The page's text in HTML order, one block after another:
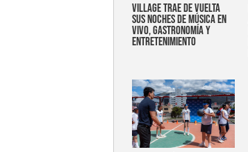
Village trae de vuelta
sus noches de música en
vivo, gastronomía y
entretenimiento